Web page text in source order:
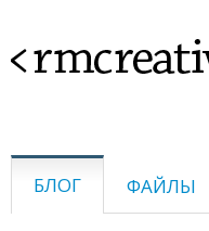
<rmcreative>
БЛОГ ФАЙЛЫ